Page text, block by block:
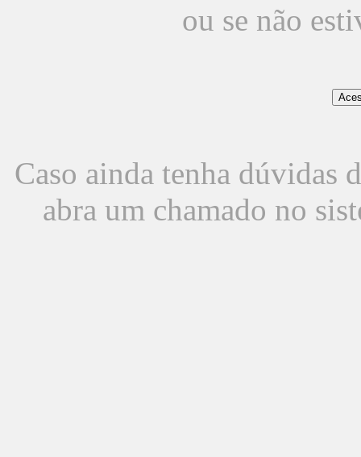
ou se não
Caso ainda tenha dúvidas
abra um chamado no